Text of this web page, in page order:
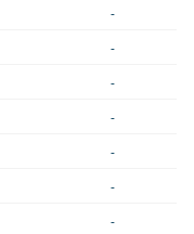
-
-
-
-
-
-
-